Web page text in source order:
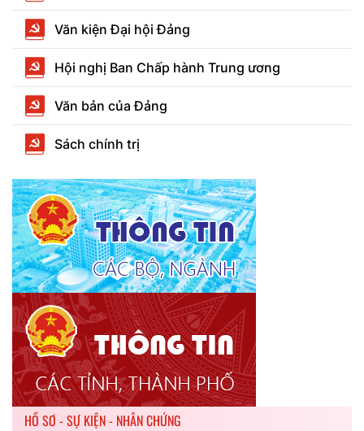
Văn kiện Đại hội Đảng
Hội nghị Ban Chấp hành Trung ương
Văn bản của Đảng
Sách chính trị
HỒ SƠ - SỰ KIỆN - NHÂN CHỨNG